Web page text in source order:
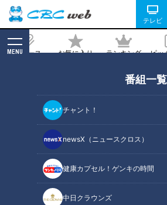
テレビ
ニュース お気に入り ランキング ピッ
MENU
番組一覧
チャント！
newsX（ニュースクロス）
健康カプセル！ゲンキの時間
中日クラウンズ
間”構想の誤算～井上竜２０
（野手編）
記事に戻る